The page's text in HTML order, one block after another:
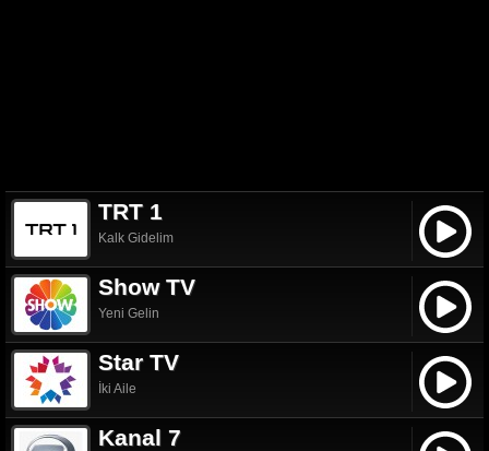
TRT 1
Kalk Gidelim
Show TV
Yeni Gelin
Star TV
İki Aile
Kanal 7